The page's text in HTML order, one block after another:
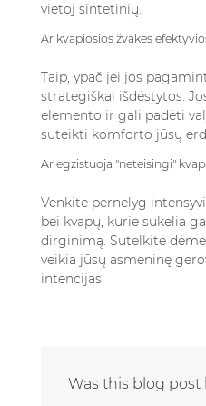
vietoj sintetinių.
Ar kvapiosios žvakės
Taip, ypač jei jos
strategiškai išdėstytos.
elemento ir gali padėti
suteikti komforto jūsų
Ar egzistuoja "neteisingi"
Venkite pernelyg
bei kvapų, kurie sukelia
dirginimą. Sutelkite
veikia jūsų asmeninę
intencijas.
Was this blog post